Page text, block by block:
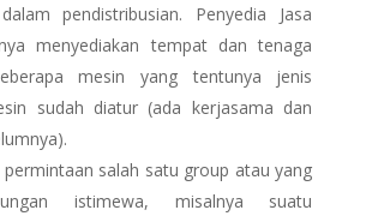
pendistribusian. Penyedia Jasa
menyediakan tempat dan tenaga
mesin yang tentunya jenis
sudah diatur (ada kerjasama dan
permintaan salah satu group atau yang
istimewa, misalnya suatu